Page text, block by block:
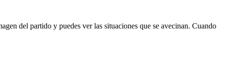
del partido y puedes ver las situaciones que se avecinan. Cuando